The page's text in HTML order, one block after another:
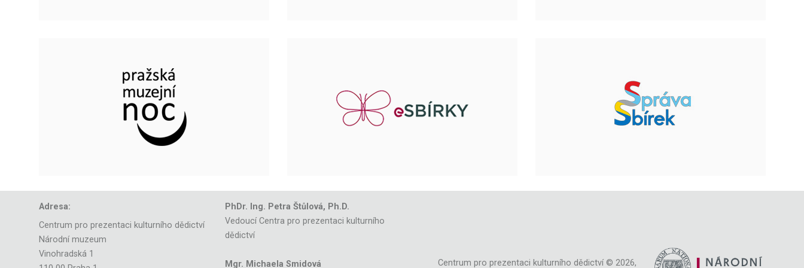
Adresa:
Centrum pro prezentaci kulturního dědictví
Národní muzeum
Vinohradská 1
PhDr. Ing. Petra Štůlová, Ph.D.
Vedoucí Centra pro prezentaci kulturního
dědictví
Mgr. Michaela Smidová Centrum pro prezentaci kulturního dědictví © 2026,